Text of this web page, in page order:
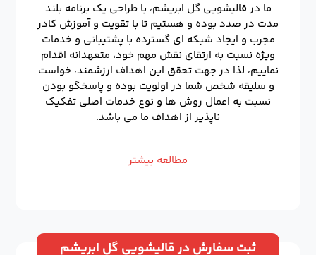
ما در قالیشویی گل ابریشم، با طراحی یک برنامه بلند
مدت در صدد بوده و هستیم تا با تقویت و آموزش کادر
مجرب و ایجاد شبکه ای گسترده با پشتیبانی و خدمات
ویژه نسبت به ارتقای نقش مهم خود، متعهدانه اقدام
نماییم، لذا در جهت تحقق این اهداف ارزشمند، خواست
و سلیقه شخص شما در اولویت بوده و پاسخگو بودن
نسبت به اعمال روش ها و نوع خدمات اصلی تفکیک
ناپذیر از اهداف ما می باشد.
مطالعه بیشتر
ثبت سفارش در قالیشویی گل ابریشم